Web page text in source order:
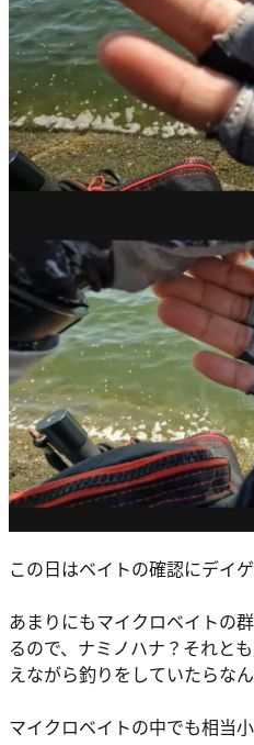
この日はベイトの確認にデイ
あまりにもマイクロベイトの
るので、ナミノハナ？それと
えながら釣りをしていたらな
マイクロベイトの中でも相当